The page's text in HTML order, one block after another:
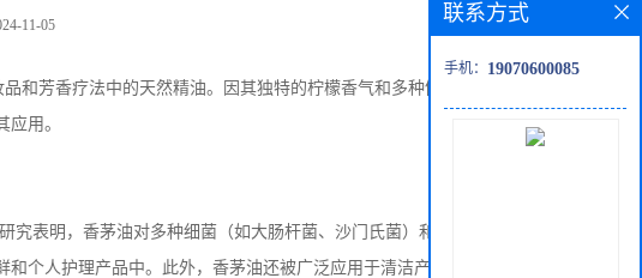
11-05
和芳香疗法中的天然精油。因其独特的柠檬香气和多种健康益处，香
用。
表明，香茅油对多种细菌（如大肠杆菌、沙门氏菌）和真菌（如酵
个人护理产品中。此外，香茅油还被广泛应用于清洁产品中，帮助抑
联系方式
手机： 19070600085